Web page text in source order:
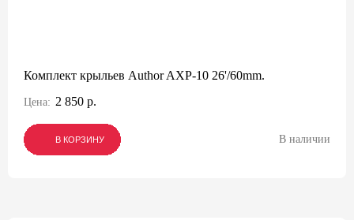
Комплект крыльев Author AXP-10 26'/60mm.
Цена: 2 850 р.
В КОРЗИНУ
В КОРЗИНУ
В КОРЗИНУ В наличии